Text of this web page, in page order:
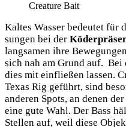
Crea­tu­re Bait
Kal­tes Was­ser bedeu­tet für
sun­gen bei der
lang­sa­men ihre
sich nah am Grund auf. Bei
dies mit ein­flie­ßen las­sen.
Texas Rig geführt, sind
ande­ren Spots, an denen
eine gute Wahl. Der Bass
Stel­len auf, weil die­se